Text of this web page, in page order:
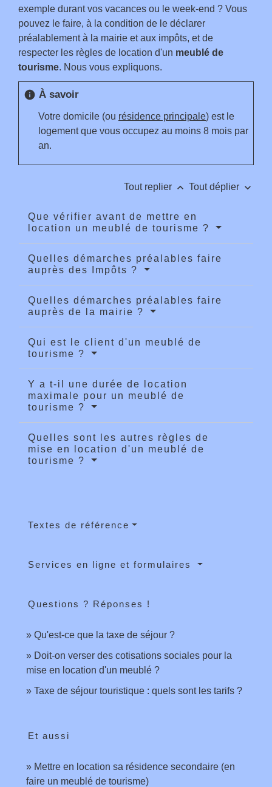
exemple durant vos vacances ou le week-end ? Vous
pouvez le faire, à la condition de le déclarer
préalablement à la mairie et aux impôts, et de
respecter les règles de location d'un meublé de
tourisme. Nous vous expliquons.
info À savoir
Votre domicile (ou résidence principale) est le
logement que vous occupez au moins 8 mois par
an.
Tout replier keyboard_arrow_up Tout déplier keyboard_arrow_down
Que vérifier avant de mettre en
location un meublé de tourisme ?
Quelles démarches préalables faire
auprès des Impôts ?
Quelles démarches préalables faire
auprès de la mairie ?
Qui est le client d'un meublé de
tourisme ?
Y a t-il une durée de location
maximale pour un meublé de
tourisme ?
Quelles sont les autres règles de
mise en location d'un meublé de
tourisme ?
Textes de référence
Services en ligne et formulaires
Questions ? Réponses !
Qu'est-ce que la taxe de séjour ?
Doit-on verser des cotisations sociales pour la
mise en location d'un meublé ?
Taxe de séjour touristique : quels sont les tarifs ?
Et aussi
Mettre en location sa résidence secondaire (en
faire un meublé de tourisme)